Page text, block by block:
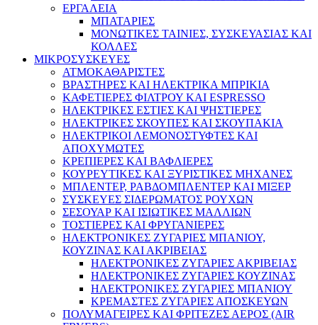
ΕΡΓΑΛΕΙΑ
ΜΠΑΤΑΡΙΕΣ
ΜΟΝΩΤΙΚΕΣ ΤΑΙΝΙΕΣ, ΣΥΣΚΕΥΑΣΙΑΣ ΚΑΙ
ΚΟΛΛΕΣ
ΜΙΚΡΟΣΥΣΚΕΥΕΣ
ΑΤΜΟΚΑΘΑΡΙΣΤΕΣ
ΒΡΑΣΤΗΡΕΣ ΚΑΙ ΗΛΕΚΤΡΙΚΑ ΜΠΡΙΚΙΑ
ΚΑΦΕΤΙΕΡΕΣ ΦΙΛΤΡΟΥ ΚΑΙ ESPRESSO
ΗΛΕΚΤΡΙΚΕΣ ΕΣΤΙΕΣ ΚΑΙ ΨΗΣΤΙΕΡΕΣ
ΗΛΕΚΤΡΙΚΕΣ ΣΚΟΥΠΕΣ ΚΑΙ ΣΚΟΥΠΑΚΙΑ
ΗΛΕΚΤΡΙΚΟΙ ΛΕΜΟΝΟΣΤΥΦΤΕΣ ΚΑΙ
ΑΠΟΧΥΜΩΤΕΣ
ΚΡΕΠΙΕΡΕΣ ΚΑΙ ΒΑΦΛΙΕΡΕΣ
ΚΟΥΡΕΥΤΙΚΕΣ ΚΑΙ ΞΥΡΙΣΤΙΚΕΣ ΜΗΧΑΝΕΣ
ΜΠΛΕΝΤΕΡ, ΡΑΒΔΟΜΠΛΕΝΤΕΡ ΚΑΙ ΜΙΞΕΡ
ΣΥΣΚΕΥΕΣ ΣΙΔΕΡΩΜΑΤΟΣ ΡΟΥΧΩΝ
ΣΕΣΟΥΑΡ ΚΑΙ ΙΣΙΩΤΙΚΕΣ ΜΑΛΛΙΩΝ
ΤΟΣΤΙΕΡΕΣ ΚΑΙ ΦΡΥΓΑΝΙΕΡΕΣ
ΗΛΕΚΤΡΟΝΙΚΕΣ ΖΥΓΑΡΙΕΣ ΜΠΑΝΙΟΥ,
ΚΟΥΖΙΝΑΣ ΚΑΙ ΑΚΡΙΒΕΙΑΣ
ΗΛΕΚΤΡΟΝΙΚΕΣ ΖΥΓΑΡΙΕΣ ΑΚΡΙΒΕΙΑΣ
ΗΛΕΚΤΡΟΝΙΚΕΣ ΖΥΓΑΡΙΕΣ ΚΟΥΖΙΝΑΣ
ΗΛΕΚΤΡΟΝΙΚΕΣ ΖΥΓΑΡΙΕΣ ΜΠΑΝΙΟΥ
ΚΡΕΜΑΣΤΕΣ ΖΥΓΑΡΙΕΣ ΑΠΟΣΚΕΥΩΝ
ΠΟΛΥΜΑΓΕΙΡΕΣ ΚΑΙ ΦΡΙΤΕΖΕΣ ΑΕΡΟΣ (AIR